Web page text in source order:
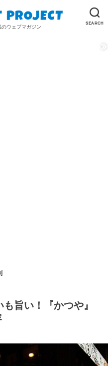
SEARCH
ウェブマガジン
旨い！『かつや』